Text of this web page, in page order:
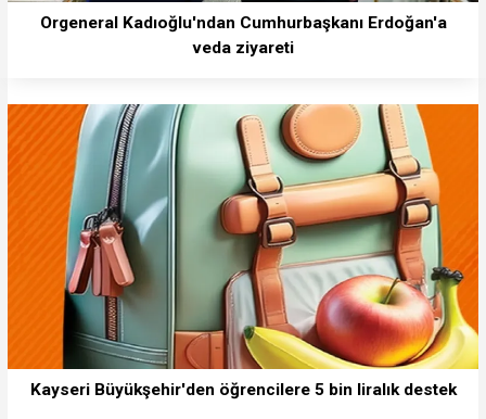
Orgeneral Kadıoğlu'ndan Cumhurbaşkanı Erdoğan'a
veda ziyareti
Kayseri Büyükşehir'den öğrencilere 5 bin liralık destek